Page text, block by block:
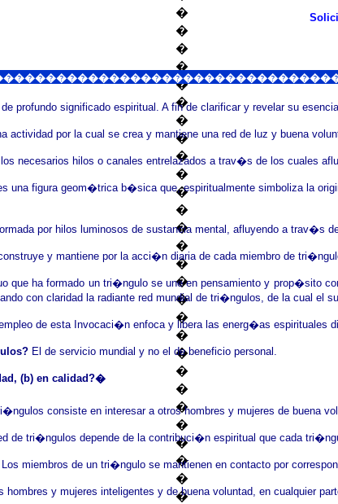
profundo significado espiritual. A fin de clarificar y revelar su
actividad por la cual se crea y mantiene una red de luz y buena
los necesarios hilos o canales entrelazados a trav�s de los cuales
una figura geom�trica b�sica que, espiritualmente simboliza la
por hilos luminosos de sustancia mental, afluyendo a trav�s
y mantiene por la acci�n diaria de cada miembro de
que ha formado un tri�ngulo se une en pensamiento y prop�sito
con claridad la radiante red mundial de tri�ngulos, de la cual
de esta Invocaci�n enfoca y libera las energ�as espirituales
El de servicio mundial y no el de beneficio personal.
(b) en calidad?�
consiste en interesar a otros hombres y mujeres de buena
de tri�ngulos depende de la contribuci�n espiritual que cada
Los miembros de un tri�ngulo se mantienen en contacto por
hombres y mujeres inteligentes y de buena voluntad, en cualquier
�
�
�
�
�
�
�
�
�
�
�
�
�
�
�
�
�
�
�
�
�
�
�
�
�
�
�
�